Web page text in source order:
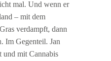
mal. Und wenn er
– mit dem
verdampft, dann
Im Gegenteil. Jan
und mit Cannabis